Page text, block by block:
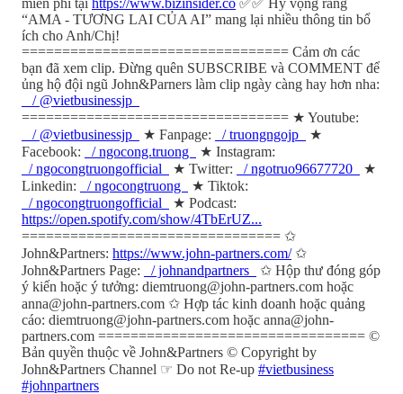
“AMA - TƯƠNG LAI CỦA AI” mang lại nhiều thông tin bổ
ích cho Anh/Chị!
================================= Cảm ơn các
bạn đã xem clip. Đừng quên SUBSCRIBE và COMMENT để
ủng hộ đội ngũ John&Parners làm clip ngày càng hay hơn nha:
/ @vietbusinessjp
================================= ★ Youtube:
/ @vietbusinessjp
★ Fanpage: / truongngojp
★
Facebook:
/ ngocong.truong
★ Instagram:
/ ngocongtruongofficial
★ Twitter: / ngotruo96677720
★
Linkedin:
/ ngocongtruong
★ Tiktok:
/ ngocongtruongofficial
★ Podcast:
https://open.spotify.com/show/4TbErUZ...
================================ ✩
John&Partners: https://www.john-partners.com/✩
John&Partners Page:
/ johnandpartners
✩ Hộp thư đóng góp
ý kiến hoặc ý tưởng: diemtruong@john-partners.com hoặc
anna@john-partners.com ✩ Hợp tác kinh doanh hoặc quảng
cáo: diemtruong@john-partners.com hoặc anna@john-
partners.com ================================= ©
Bản quyền thuộc về John&Partners © Copyright by
John&Partners Channel ☞ Do not Re-up #vietbusiness
#johnpartners